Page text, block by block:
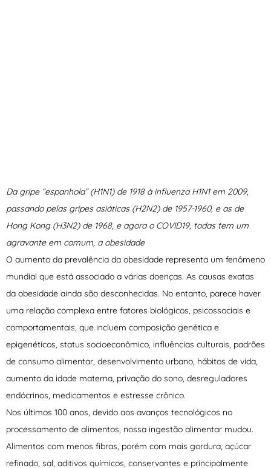
Da gripe “espanhola” (H1N1) de 1918 à influenza H1N1 em 2009,
passando pelas gripes asiáticas (H2N2) de 1957-1960, e as de
Hong Kong (H3N2) de 1968, e agora o COVID19, todas tem um
agravante em comum, a obesidade
O aumento da prevalência da obesidade representa um fenômeno
mundial que está associado a várias doenças. As causas exatas
da obesidade ainda são desconhecidas. No entanto, parece haver
uma relação complexa entre fatores biológicos, psicossociais e
comportamentais, que incluem composição genética e
epigenéticos, status socioeconômico, influências culturais, padrões
de consumo alimentar, desenvolvimento urbano, hábitos de vida,
aumento da idade materna, privação do sono, desreguladores
endócrinos, medicamentos e estresse crônico.
Nos últimos 100 anos, devido aos avanços tecnológicos no
processamento de alimentos, nossa ingestão alimentar mudou.
Alimentos com menos fibras, porém com mais gordura, açúcar
refinado, sal, aditivos químicos, conservantes e principalmente